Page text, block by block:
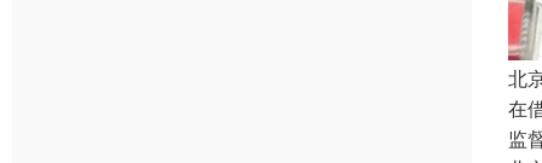
北
在
监